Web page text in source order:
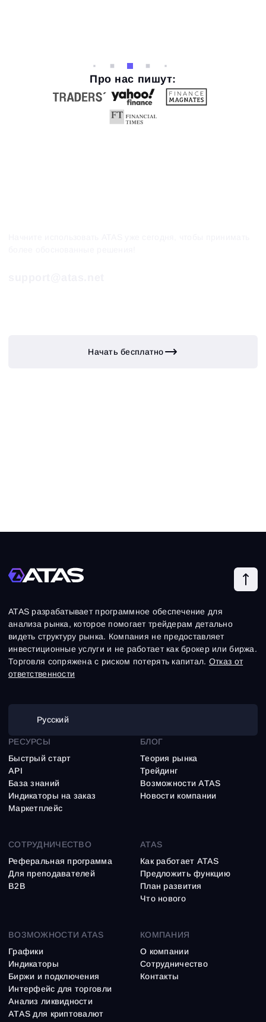
Про нас пишут:
Начать бесплатно
ATAS разрабатывает программное обеспечение для
анализа рынка, которое помогает трейдерам детально
видеть структуру рынка. Компания не предоставляет
инвестиционные услуги и не работает как брокер или биржа.
Торговля сопряжена с риском потерять капитал. Отказ от
ответственности
Русский
ВОЗМОЖНОСТИ ATAS
Графики
Индикаторы
Биржи и подключения
Интерфейс для торговли
Анализ ликвидности
ATAS для криптовалют
РЕСУРСЫ
Быстрый старт
API
База знаний
Индикаторы на заказ
Маркетплейс
БЛОГ
Теория рынка
Трейдинг
Возможности ATAS
Новости компании
СОТРУДНИЧЕСТВО
Реферальная программа
Для преподавателей
B2B
ATAS
Как работает ATAS
Предложить функцию
План развития
Что нового
КОМПАНИЯ
О компании
Сотрудничество
Контакты